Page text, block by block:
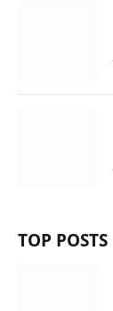
TOP POSTS